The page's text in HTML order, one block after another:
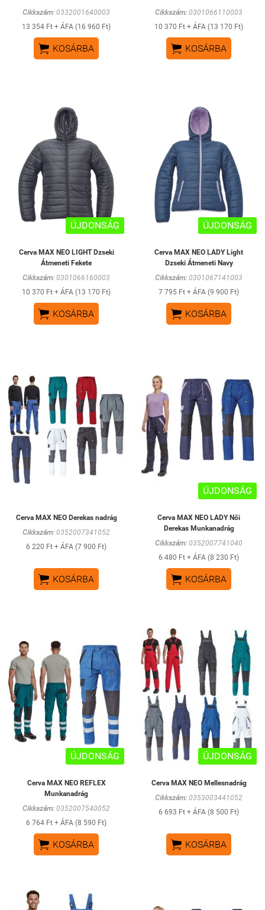
Cikkszám: 0332001640003
13 354 Ft + ÁFA (16 960 Ft)
 KOSÁRBA
Cikkszám: 0301066110003
10 370 Ft + ÁFA (13 170 Ft)
 KOSÁRBA
ÚJDONSÁG
Cerva MAX NEO LIGHT Dzseki
Átmeneti Fekete
Cikkszám: 0301066160003
10 370 Ft + ÁFA (13 170 Ft)
 KOSÁRBA
ÚJDONSÁG
Cerva MAX NEO LADY Light
Dzseki Átmeneti Navy
Cikkszám: 0301067141003
7 795 Ft + ÁFA (9 900 Ft)
 KOSÁRBA
Cerva MAX NEO Derekas nadrág
Cikkszám: 0352007341052
6 220 Ft + ÁFA (7 900 Ft)
 KOSÁRBA
ÚJDONSÁG
Cerva MAX NEO LADY Női
Derekas Munkanadrág
Cikkszám: 0352007741040
6 480 Ft + ÁFA (8 230 Ft)
 KOSÁRBA
ÚJDONSÁG
Cerva MAX NEO REFLEX
Munkanadrág
Cikkszám: 0352007540052
6 764 Ft + ÁFA (8 590 Ft)
 KOSÁRBA
ÚJDONSÁG
Cerva MAX NEO Mellesnadrág
Cikkszám: 0353003441052
6 693 Ft + ÁFA (8 500 Ft)
 KOSÁRBA